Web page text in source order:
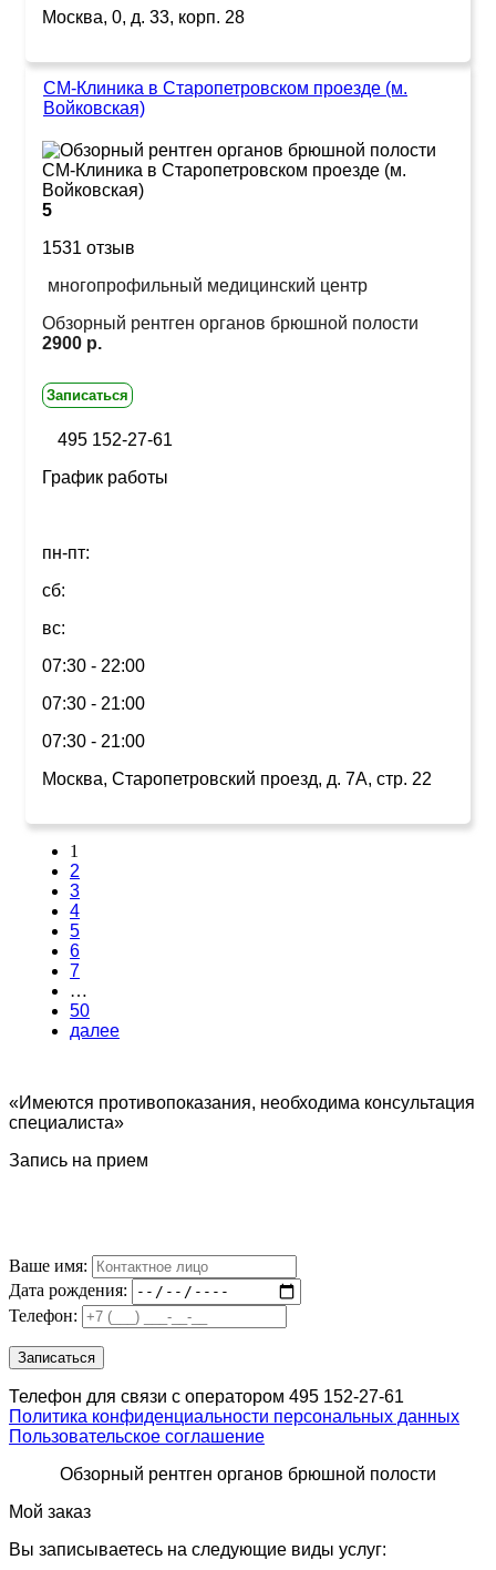
Москва, 0, д. 33, корп. 28
СМ-Клиника в Старопетровском проезде (м.
Войковская)
5
1531 отзыв
многопрофильный медицинский центр
Обзорный рентген органов брюшной полости
2900 р.
Записаться
495 152-27-61
График работы
пн-пт:
сб:
вс:
07:30 - 22:00
07:30 - 21:00
07:30 - 21:00
Москва, Старопетровский проезд, д. 7А, стр. 22
1
2
3
4
5
6
7
…
50
далее
«Имеются противопоказания, необходима консультация
специалиста»
Запись на прием
Ваше имя:
Дата рождения:
Телефон:
Телефон для связи с оператором 495 152-27-61
Политика конфиденциальности персональных данных
Пользовательское соглашение
Обзорный рентген органов брюшной полости
Мой заказ
Вы записываетесь на следующие виды услуг: